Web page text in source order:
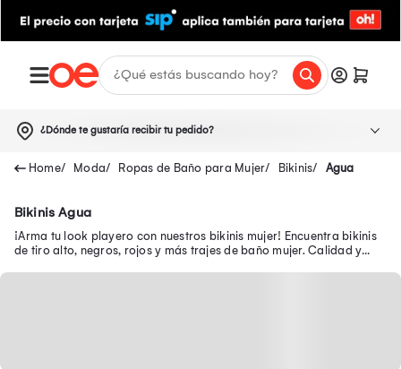
¿Dónde te gustaría recibir tu pedido?
Moda Ropas de Baño para Mujer Bikinis Agua
Bikinis Agua
¡Arma tu look playero con nuestros bikinis mujer! Encuentra bikinis
de tiro alto, negros, rojos y más trajes de baño mujer. Calidad y